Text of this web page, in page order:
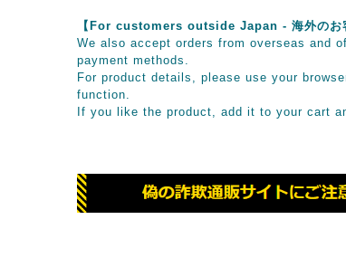
【For customers outside Japan - 海外のお
We also accept orders from overseas and
payment methods.
For product details, please use your
function.
If you like the product, add it to your cart